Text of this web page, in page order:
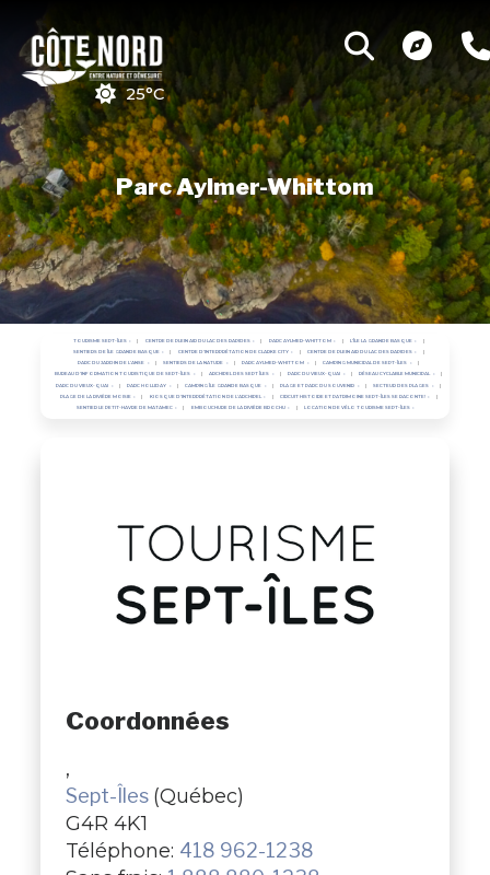
25°C
Parc Aylmer-Whittom
TOURISME SEPT-ÎLES CENTRE DE PLEIN AIR DU LAC DES RAPIDES PARC AYLMER-WHITTOM L'ÎLE LA GRANDE BASQUE
SENTIERS DE ÎLE GRANDE BASQUE CENTRE D'INTERPRÉTATION DE CLARKE CITY CENTRE DE PLEIN AIR DU LAC DES RAPIDES
PARC DU JARDIN DE L'ANSE SENTIERS DE LA NATURE PARC AYLMER-WHITTOM CAMPING MUNICIPAL DE SEPT-ÎLES
BUREAU D'INFORMATION TOURISTIQUE DE SEPT-ÎLES ARCHIPEL DES SEPT ÎLES PARC DU VIEUX-QUAI RÉSEAU CYCLABLE MUNICIPAL
PARC DU VIEUX-QUAI PARC HOLLIDAY CAMPING ÎLE GRANDE BASQUE PLAGE ET PARC DU SOUVENIR SECTEUR DES PLAGES
PLAGE DE LA RIVIÈRE MOISIE KIOSQUE D'INTERPRÉTATION DE L'ARCHIPEL CIRCUIT HISTOIRE ET PATRIMOINE SEPT-ÎLES SE RACONTE!
SENTIER LE PETIT-HAVRE DE MATAMEC EMBOUCHURE DE LA RIVIÈRE BROCHU LOCATION DE VÉLO TOURISME SEPT-ÎLES
Coordonnées
,
Sept-Îles (Québec)
G4R 4K1
Téléphone: 418 962-1238